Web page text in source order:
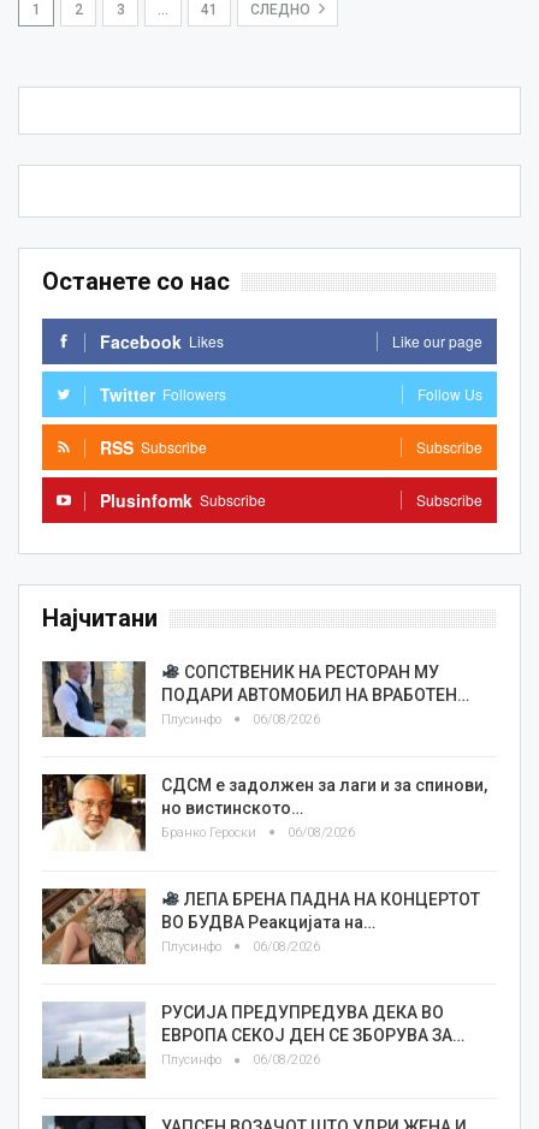
1 2 3 41 СЛЕДНО
Останете со нас
Facebook Likes Like our page
Twitter Followers Follow Us
RSS Subscribe Subscribe
Plusinfomk Subscribe Subscribe
Најчитани
СОПСТВЕНИК НА РЕСТОРАН МУ
ПОДАРИ АВТОМОБИЛ НА ВРАБОТЕН…
Плусинфо 06/08/2026
СДСМ е задолжен за лаги и за спинови,
но вистинското…
Бранко Героски 06/08/2026
ЛЕПА БРЕНА ПАДНА НА КОНЦЕРТОТ
ВО БУДВА Реакцијата на…
Плусинфо 06/08/2026
РУСИЈА ПРЕДУПРЕДУВА ДЕКА ВО
ЕВРОПА СЕКОЈ ДЕН СЕ ЗБОРУВА ЗА…
Плусинфо 06/08/2026